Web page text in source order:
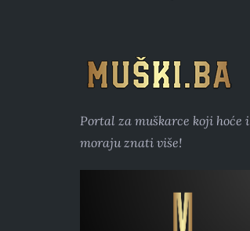
Portal za muškarce koji hoće i
moraju znati više!